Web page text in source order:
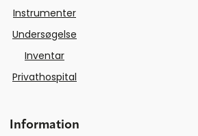
Instrumenter
Undersøgelse
Inventar
Privathospital
Information